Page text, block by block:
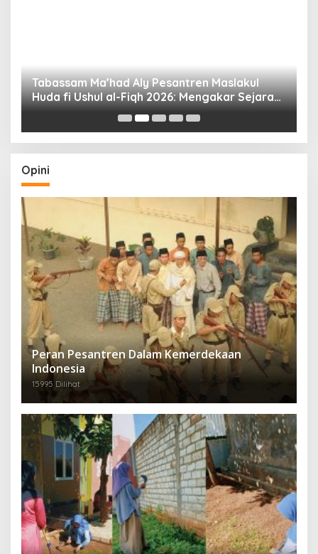
Tabassam Ma’had Aly Pesantren Maslakul
Huda fi Ushul al-Fiqh 2026: Mengakar Sejarah,
Menjangkau Peradaban”
Opini
Peran Pesantren Dalam Kemerdekaan
Indonesia
15995 Dilihat